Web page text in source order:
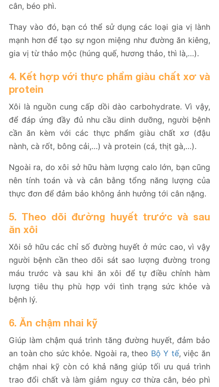
cân, béo phì.
Thay vào đó, bạn có thể sử dụng các loại gia vị lành
mạnh hơn để tạo sự ngon miệng như đường ăn kiêng,
gia vị từ thảo mộc (húng quế, hương thảo, thì là,…).
4. Kết hợp với thực phẩm giàu chất xơ và
protein
Xôi là nguồn cung cấp dồi dào carbohydrate. Vì vậy,
để đáp ứng đầy đủ nhu cầu dinh dưỡng, người bệnh
cần ăn kèm với các thực phẩm giàu chất xơ (đậu
nành, cà rốt, bông cải,…) và protein (cá, thịt gà,…).
Ngoài ra, do xôi sở hữu hàm lượng calo lớn, bạn cũng
nên tính toán và và cân bằng tổng năng lượng của
thực đơn để đảm bảo không ảnh hưởng tới cân nặng.
5. Theo dõi đường huyết trước và sau
ăn xôi
Xôi sở hữu các chỉ số đường huyết ở mức cao, vì vậy
người bệnh cần theo dõi sát sao lượng đường trong
máu trước và sau khi ăn xôi để tự điều chỉnh hàm
lượng tiêu thụ phù hợp với tình trạng sức khỏe và
bệnh lý.
6. Ăn chậm nhai kỹ
Giúp làm chậm quá trình tăng đường huyết, đảm bảo
an toàn cho sức khỏe. Ngoài ra, theo Bộ Y tế, việc ăn
chậm nhai kỹ còn có khả năng giúp tối ưu quá trình
trao đổi chất và làm giảm nguy cơ thừa cân, béo phì